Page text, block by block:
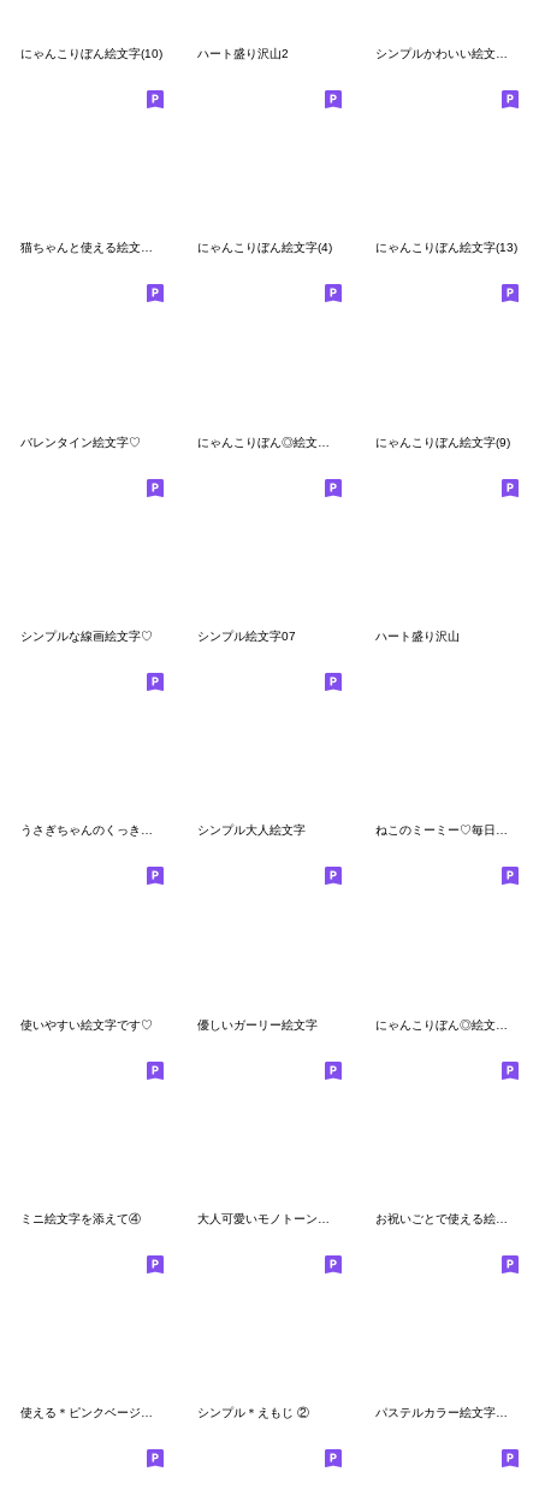
にゃんこりぼん絵文字(10) ハート盛り沢山2 シンプルかわいい絵文字です！2
猫ちゃんと使える絵文字たち にゃんこりぼん絵文字(4) にゃんこりぼん絵文字(13)
バレンタイン絵文字♡ にゃんこりぼん絵文字(9)
シンプルな線画絵文字♡ シンプル絵文字07 ハート盛り沢山
うさぎちゃんのくっきり絵文字 シンプル大人絵文字 ねこのミーミー♡毎日使える絵文字
使いやすい絵文字です♡ 優しいガーリー絵文字 にゃんこりぼん◎絵文字 #3
ミニ絵文字を添えて④ お祝いごとで使える絵文字☆
使える＊ピンクベージュな絵文字◎ シンプル＊えもじ ② パステルカラー絵文字セット